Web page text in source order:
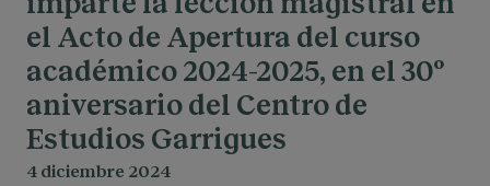
el Acto de Apertura del curso
académico 2024-2025, en el 30º
aniversario del Centro de
Estudios Garrigues
4 diciembre 2024